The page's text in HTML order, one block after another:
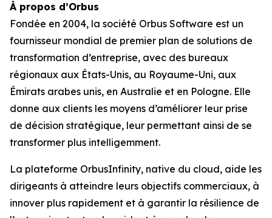
À propos d’Orbus
Fondée en 2004, la société Orbus Software est un
fournisseur mondial de premier plan de solutions de
transformation d’entreprise, avec des bureaux
régionaux aux États-Unis, au Royaume-Uni, aux
Émirats arabes unis, en Australie et en Pologne. Elle
donne aux clients les moyens d’améliorer leur prise
de décision stratégique, leur permettant ainsi de se
transformer plus intelligemment.
La plateforme OrbusInfinity, native du cloud, aide les
dirigeants à atteindre leurs objectifs commerciaux, à
innover plus rapidement et à garantir la résilience de